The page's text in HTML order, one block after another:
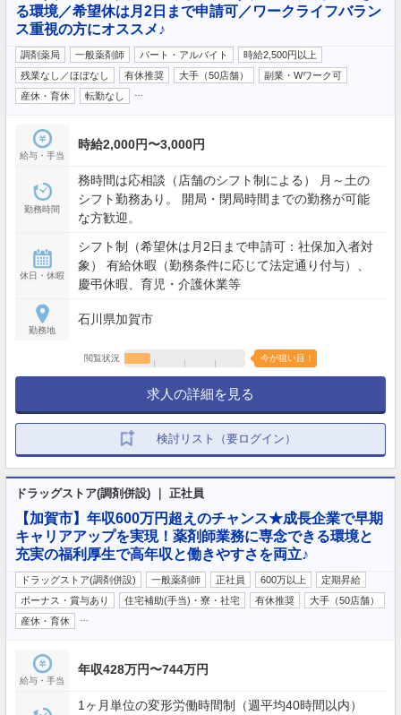
る環境／希望休は月2日まで申請可／ワークライフバラン
ス重視の方にオススメ♪
調剤薬局 一般薬剤師 パート・アルバイト
時給2,500円以上
残業なし／ほぼなし
有休推奨 大手（50店舗）
副業・Wワーク可
産休・育休
転勤なし
給与・手当
時給2,000円〜3,000円
勤務時間
務時間は応相談（店舗のシフト制による） 月～土の
シフト勤務あり。 開局・閉局時間までの勤務が可能
な方歓迎。
休日・休暇
シフト制（希望休は月2日まで申請可：社保加入者対
象） 有給休暇（勤務条件に応じて法定通り付与）、
慶弔休暇、育児・介護休業等
勤務地
石川県加賀市
閲覧状況 今が狙い目！
求人の詳細を見る
検討リスト（要ログイン）
ドラッグストア(調剤併設) ｜ 正社員
【加賀市】年収600万円超えのチャンス★成長企業で早期
キャリアアップを実現！薬剤師業務に専念できる環境と
充実の福利厚生で高年収と働きやすさを両立♪
ドラッグストア(調剤併設) 一般薬剤師 正社員 600万以上
定期昇給
ボーナス・賞与あり
住宅補助(手当)・寮・社宅 有休推奨
大手（50店舗）
産休・育休
給与・手当
年収428万円〜744万円
1ヶ月単位の変形労働時間制（週平均40時間以内）